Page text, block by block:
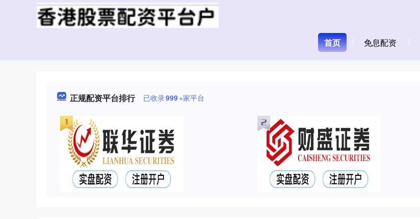
首页 免息配资
正规配资平台排行 已收录999+家平台